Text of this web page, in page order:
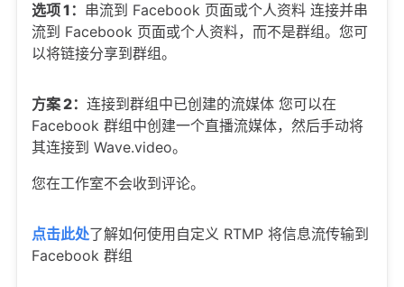
选项 1： 串流到 Facebook 页面或个人资料 连接并串
流到 Facebook 页面或个人资料，而不是群组。您可
以将链接分享到群组。
方案 2： 连接到群组中已创建的流媒体 您可以在
Facebook 群组中创建一个直播流媒体，然后手动将
其连接到 Wave.video。
您在工作室不会收到评论。
点击此处了解如何使用自定义 RTMP 将信息流传输到
Facebook 群组